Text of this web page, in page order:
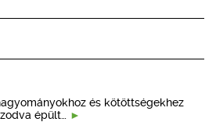
és kötöttségekhez
épült…